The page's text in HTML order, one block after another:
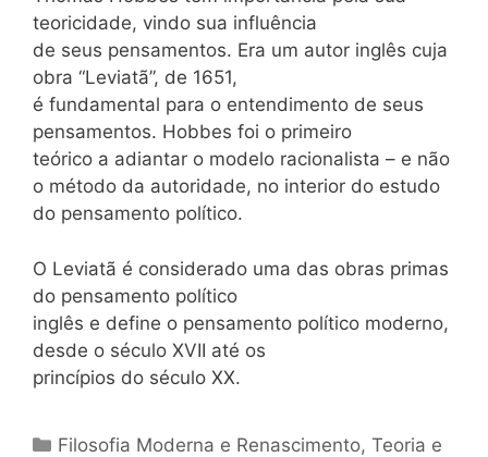
teoricidade, vindo sua influência
de seus pensamentos. Era um autor inglês cuja
obra “Leviatã”, de 1651,
é fundamental para o entendimento de seus
pensamentos. Hobbes foi o primeiro
teórico a adiantar o modelo racionalista – e não
o método da autoridade, no interior do estudo
do pensamento político.
O Leviatã é considerado uma das obras primas
do pensamento político
inglês e define o pensamento político moderno,
desde o século XVII até os
princípios do século XX.
Categorias
Filosofia Moderna e Renascimento,Teoria e